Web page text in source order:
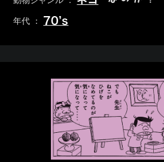
年代 ： 70’s